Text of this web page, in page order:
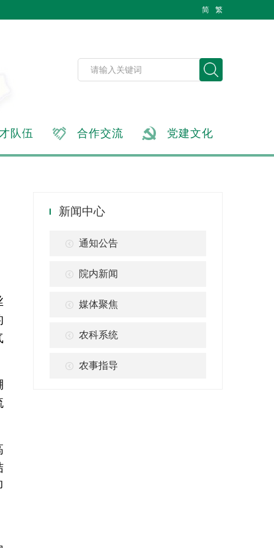
繁
简
队伍 合作交流 党建文化
新闻中心
通知公告
院内新闻
媒体聚焦
农科系统
农事指导